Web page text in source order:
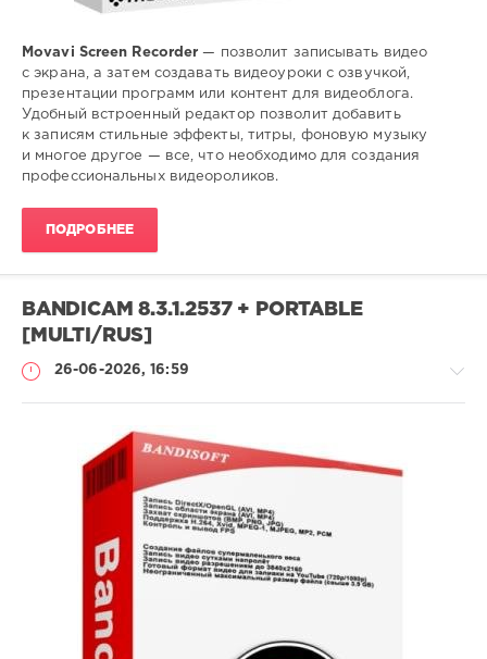
Movavi Screen Recorder — позволит записывать видео
с экрана, а затем создавать видеоуроки с озвучкой,
презентации программ или контент для видеоблога.
Удобный встроенный редактор позволит добавить
к записям стильные эффекты, титры, фоновую музыку
и многое другое — все, что необходимо для создания
профессиональных видеороликов.
ПОДРОБНЕЕ
BANDICAM 8.3.1.2537 + PORTABLE
[MULTI/RUS]
26-06-2026, 16:59
запись,
видео,
экрана,
монитора